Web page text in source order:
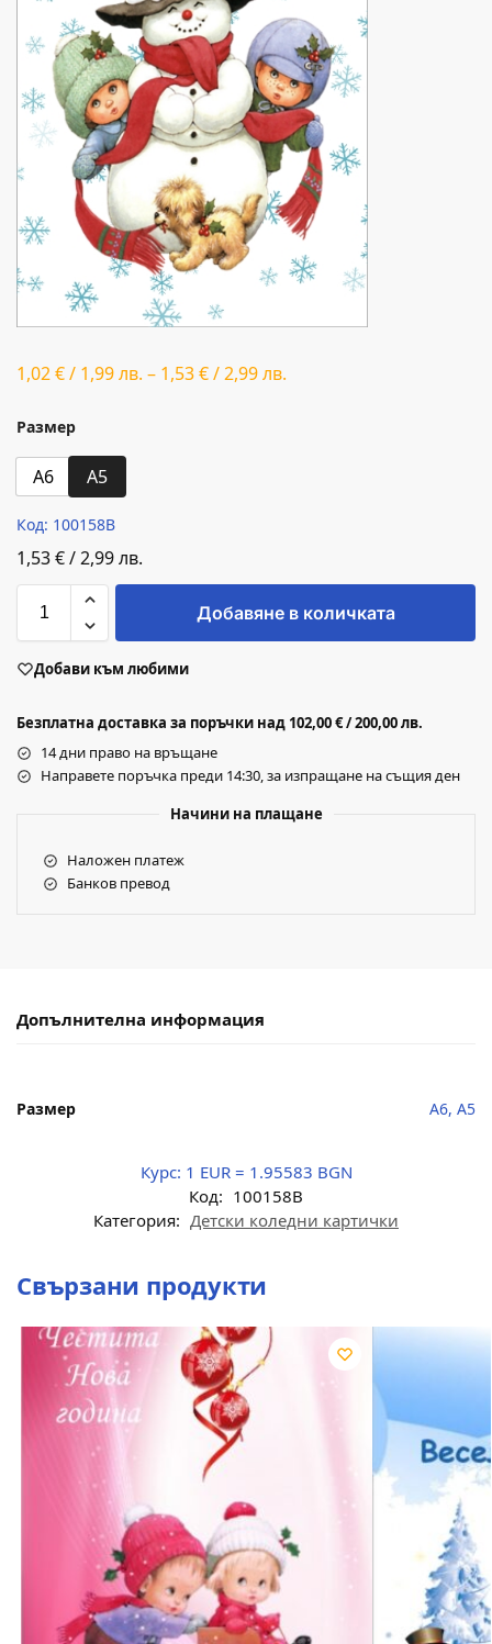
1,02€/ 1,99лв. – 1,53€/2,99лв.
Размер
A6 A5
Код: 100158B
1,53€/2,99лв.
Добавяне в количката
Добави към любими
Безплатна доставка за поръчки над 102,00 € / 200,00 лв.
14 дни право на връщане
Направете поръчка преди 14:30, за изпращане на същия ден
Начини на плащане
Наложен платеж
Банков превод
Допълнителна информация
Размер A6, A5
Курс: 1 EUR = 1.95583 BGN
Код: 100158B
Категория: Детски коледни картички
Свързани продукти